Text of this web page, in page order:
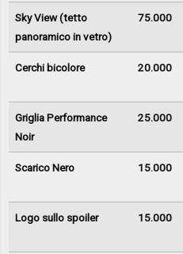
Sky View (tetto
panoramico in vetro)
75.000
Cerchi bicolore 20.000
Griglia Performance
Noir
25.000
Scarico Nero 15.000
Logo sullo spoiler 15.000